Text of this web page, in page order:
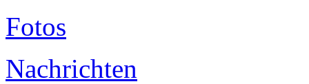
Fotos
Nachrichten